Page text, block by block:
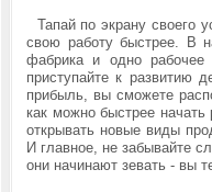
Тапай по экрану своего
свою работу быстрее. В
фабрика и одно рабочее
приступайте к развитию
прибыль, вы сможете
как можно быстрее
открывать новые виды
И главное, не забывайте
они начинают зевать - вы